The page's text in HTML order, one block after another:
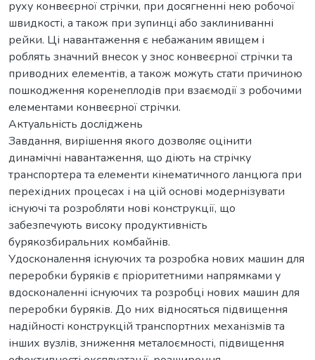
руху конвеєрної стрічки, при досягненні нею робочої
швидкості, а також при зупинці або заклиниванні
рейки. Ці навантаження є небажаним явищем і
роблять значний внесок у знос конвеєрної стрічки та
приводних елементів, а також можуть стати причиною
пошкодження коренеплодів при взаємодії з робочими
елементами конвеєрної стрічки.
Актуальність досліджень
Завдання, вирішення якого дозволяє оцінити
динамічні навантаження, що діють на стрічку
транспортера та елементи кінематичного ланцюга при
перехідних процесах і на цій основі модернізувати
існуючі та розробляти нові конструкції, що
забезпечують високу продуктивність
бурякозбиральних комбайнів.
Удосконалення існуючих та розробка нових машин для
переробки буряків є пріоритетними напрямками у
вдосконаленні існуючих та розробці нових машин для
переробки буряків. До них відносяться підвищення
надійності конструкцій транспортних механізмів та
інших вузлів, зниження металоємності, підвищення